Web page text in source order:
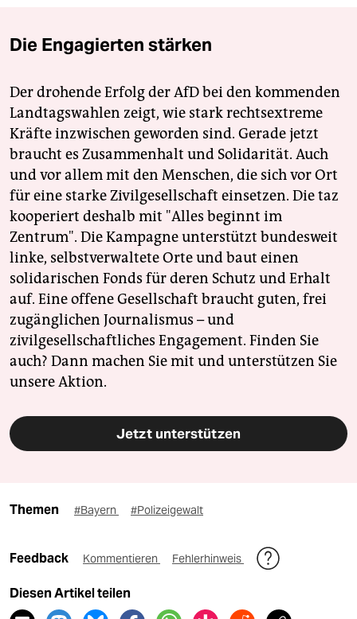
Die Engagierten stärken
Der drohende Erfolg der AfD bei den kommenden
Landtagswahlen zeigt, wie stark rechtsextreme
Kräfte inzwischen geworden sind. Gerade jetzt
braucht es Zusammenhalt und Solidarität. Auch
und vor allem mit den Menschen, die sich vor Ort
für eine starke Zivilgesellschaft einsetzen. Die taz
kooperiert deshalb mit "Alles beginnt im
Zentrum". Die Kampagne unterstützt bundesweit
linke, selbstverwaltete Orte und baut einen
solidarischen Fonds für deren Schutz und Erhalt
auf. Eine offene Gesellschaft braucht guten, frei
zugänglichen Journalismus – und
zivilgesellschaftliches Engagement. Finden Sie
auch? Dann machen Sie mit und unterstützen Sie
unsere Aktion.
Jetzt unterstützen
Themen #Bayern #Polizeigewalt
Feedback Kommentieren Fehlerhinweis
Diesen Artikel teilen